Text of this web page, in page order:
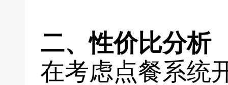
二、性价比分析
在考虑点餐系统